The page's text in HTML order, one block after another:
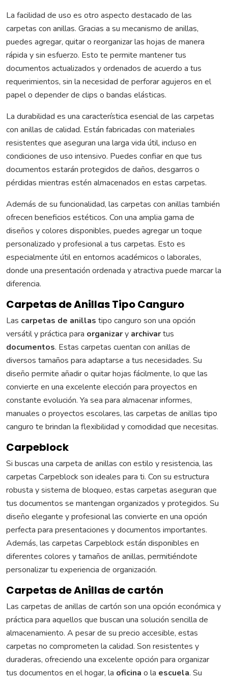
La facilidad de uso es otro aspecto destacado de las
carpetas con anillas. Gracias a su mecanismo de anillas,
puedes agregar, quitar o reorganizar las hojas de manera
rápida y sin esfuerzo. Esto te permite mantener tus
documentos actualizados y ordenados de acuerdo a tus
requerimientos, sin la necesidad de perforar agujeros en el
papel o depender de clips o bandas elásticas.
La durabilidad es una característica esencial de las carpetas
con anillas de calidad. Están fabricadas con materiales
resistentes que aseguran una larga vida útil, incluso en
condiciones de uso intensivo. Puedes confiar en que tus
documentos estarán protegidos de daños, desgarros o
pérdidas mientras estén almacenados en estas carpetas.
Además de su funcionalidad, las carpetas con anillas también
ofrecen beneficios estéticos. Con una amplia gama de
diseños y colores disponibles, puedes agregar un toque
personalizado y profesional a tus carpetas. Esto es
especialmente útil en entornos académicos o laborales,
donde una presentación ordenada y atractiva puede marcar la
diferencia.
Carpetas de Anillas Tipo Canguro
Las carpetas de anillas tipo canguro son una opción
versátil y práctica para organizary archivartus
documentos. Estas carpetas cuentan con anillas de
diversos tamaños para adaptarse a tus necesidades. Su
diseño permite añadir o quitar hojas fácilmente, lo que las
convierte en una excelente elección para proyectos en
constante evolución. Ya sea para almacenar informes,
manuales o proyectos escolares, las carpetas de anillas tipo
canguro te brindan la flexibilidad y comodidad que necesitas.
Carpeblock
Si buscas una carpeta de anillas con estilo y resistencia, las
carpetas Carpeblock son ideales para ti. Con su estructura
robusta y sistema de bloqueo, estas carpetas aseguran que
tus documentos se mantengan organizados y protegidos. Su
diseño elegante y profesional las convierte en una opción
perfecta para presentaciones y documentos importantes.
Además, las carpetas Carpeblock están disponibles en
diferentes colores y tamaños de anillas, permitiéndote
personalizar tu experiencia de organización.
Carpetas de Anillas de cartón
Las carpetas de anillas de cartón son una opción económica y
práctica para aquellos que buscan una solución sencilla de
almacenamiento. A pesar de su precio accesible, estas
carpetas no comprometen la calidad. Son resistentes y
duraderas, ofreciendo una excelente opción para organizar
tus documentos en el hogar, la oficina o la escuela. Su